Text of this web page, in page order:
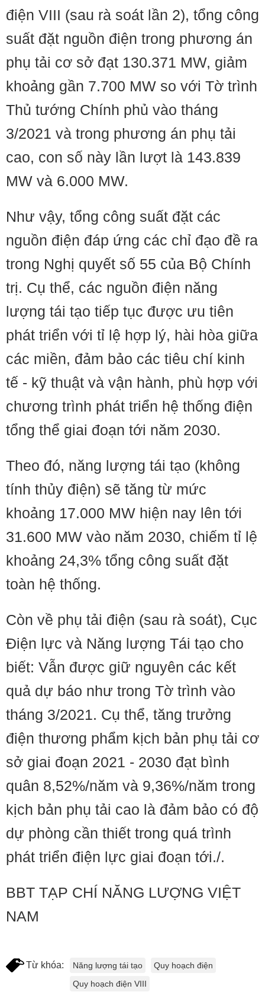
điện VIII (sau rà soát lần 2), tổng công
suất đặt nguồn điện trong phương án
phụ tải cơ sở đạt 130.371 MW, giảm
khoảng gần 7.700 MW so với Tờ trình
Thủ tướng Chính phủ vào tháng
3/2021 và trong phương án phụ tải
cao, con số này lần lượt là 143.839
MW và 6.000 MW.
Như vậy, tổng công suất đặt các
nguồn điện đáp ứng các chỉ đạo đề ra
trong Nghị quyết số 55 của Bộ Chính
trị. Cụ thể, các nguồn điện năng
lượng tái tạo tiếp tục được ưu tiên
phát triển với tỉ lệ hợp lý, hài hòa giữa
các miền, đảm bảo các tiêu chí kinh
tế - kỹ thuật và vận hành, phù hợp với
chương trình phát triển hệ thống điện
tổng thể giai đoạn tới năm 2030.
Theo đó, năng lượng tái tạo (không
tính thủy điện) sẽ tăng từ mức
khoảng 17.000 MW hiện nay lên tới
31.600 MW vào năm 2030, chiếm tỉ lệ
khoảng 24,3% tổng công suất đặt
toàn hệ thống.
Còn về phụ tải điện (sau rà soát), Cục
Điện lực và Năng lượng Tái tạo cho
biết: Vẫn được giữ nguyên các kết
quả dự báo như trong Tờ trình vào
tháng 3/2021. Cụ thể, tăng trưởng
điện thương phẩm kịch bản phụ tải cơ
sở giai đoạn 2021 - 2030 đạt bình
quân 8,52%/năm và 9,36%/năm trong
kịch bản phụ tải cao là đảm bảo có độ
dự phòng cần thiết trong quá trình
phát triển điện lực giai đoạn tới./.
BBT TẠP CHÍ NĂNG LƯỢNG VIỆT
NAM
Từ khóa: Năng lượng tái tạo
Quy hoạch điện
Quy hoạch điện VIII